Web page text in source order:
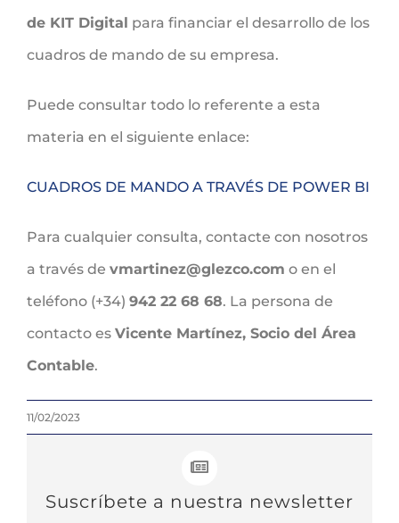
de KIT Digital para financiar el desarrollo de los
cuadros de mando de su empresa.
Puede consultar todo lo referente a esta
materia en el siguiente enlace:
CUADROS DE MANDO A TRAVÉS DE POWER BI
Para cualquier consulta, contacte con nosotros
a través de vmartinez@glezco.com o en el
teléfono (+34) 942 22 68 68. La persona de
contacto es Vicente Martínez, Socio del Área
Contable.
11/02/2023
Suscríbete a nuestra newsletter